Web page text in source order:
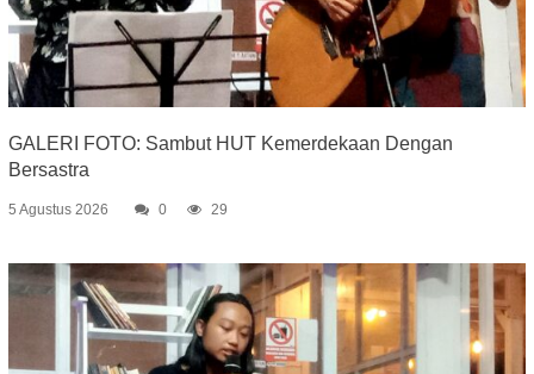
GALERI FOTO: Sambut HUT Kemerdekaan Dengan
Bersastra
5 Agustus 2026 0 29